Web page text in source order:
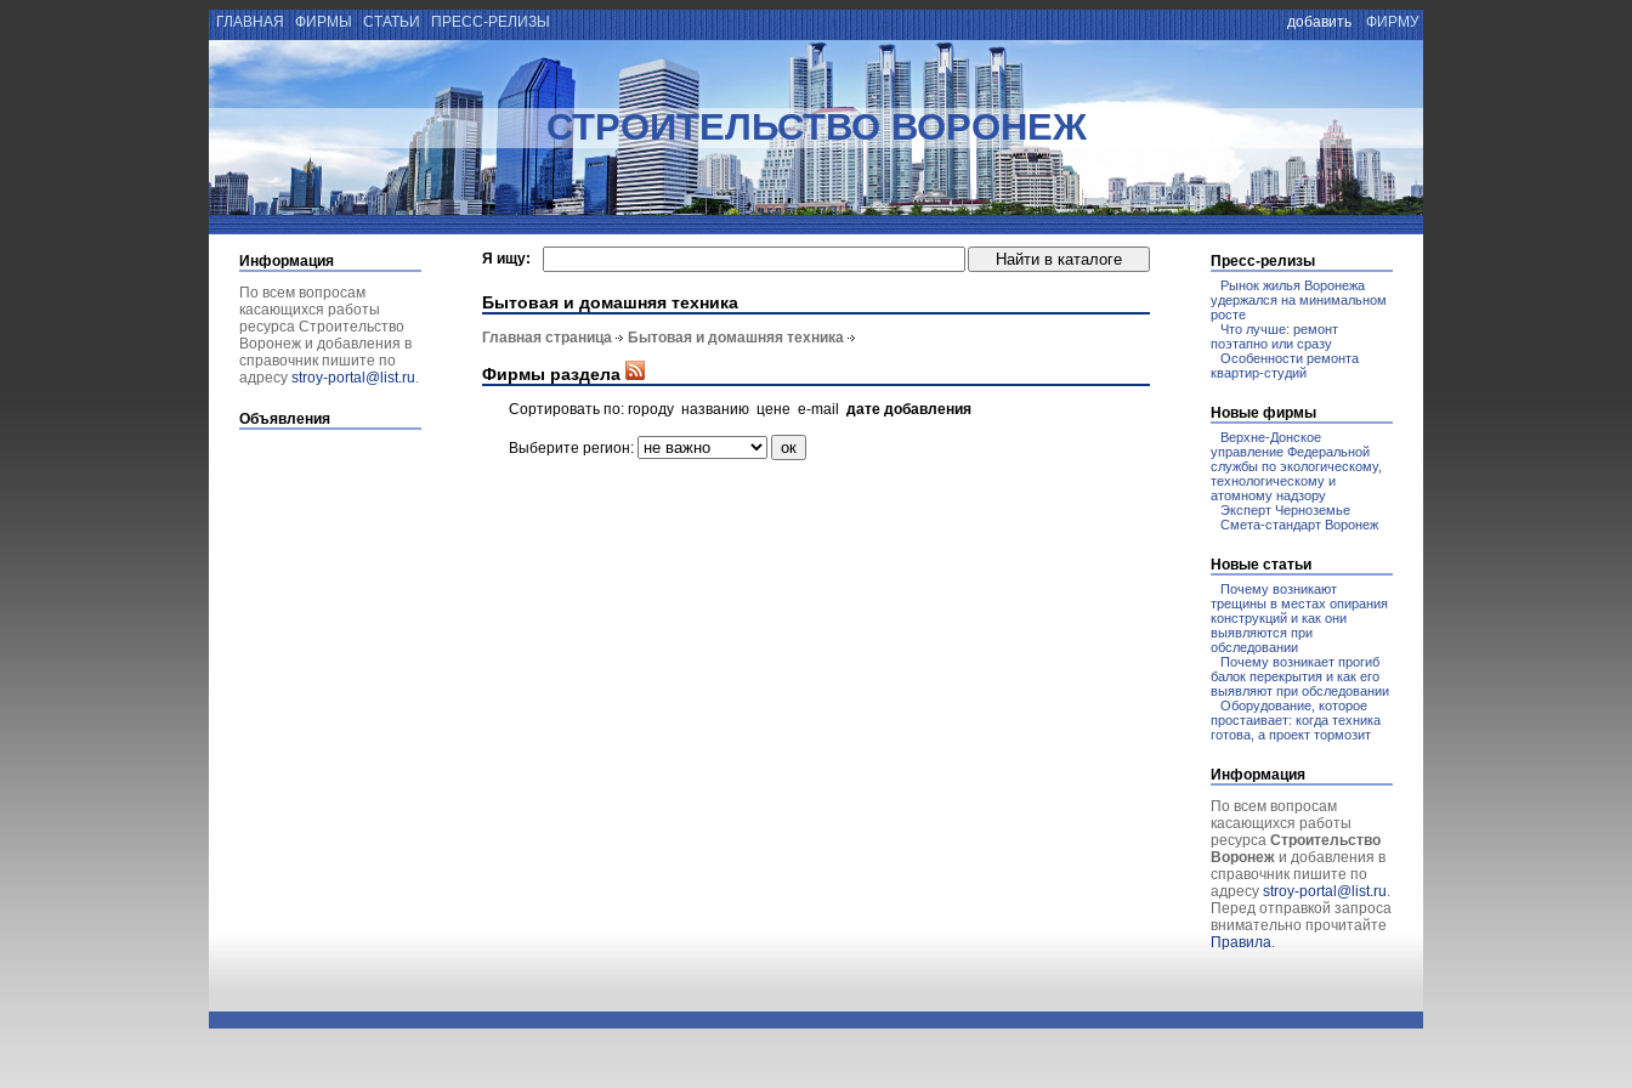
ГЛАВНАЯ ФИРМЫ СТАТЬИ ПРЕСС-РЕЛИЗЫ добавить ФИРМУ
СТРОИТЕЛЬСТВО ВОРОНЕЖ
Информация
По всем вопросам
касающихся работы
ресурса Строительство
Воронеж и добавления в
справочник пишите по
адресу stroy-portal@list.ru.
Объявления
Я ищу:
Бытовая и домашняя техника
Главная страница Бытовая и домашняя техника
Фирмы раздела
Сортировать по: городу названию цене e-mail дате добавления
Выберите регион:
Пресс-релизы
Рынок жилья Воронежа
удержался на минимальном
росте
Что лучше: ремонт
поэтапно или сразу
Особенности ремонта
квартир-студий
Новые фирмы
Верхне-Донское
управление Федеральной
службы по экологическому,
технологическому и
атомному надзору
Эксперт Черноземье
Смета-стандарт Воронеж
Новые статьи
Почему возникают
трещины в местах опирания
конструкций и как они
выявляются при
обследовании
Почему возникает прогиб
балок перекрытия и как его
выявляют при обследовании
Оборудование, которое
простаивает: когда техника
готова, а проект тормозит
Информация
По всем вопросам
касающихся работы
ресурса Строительство
Воронеж и добавления в
справочник пишите по
адресу stroy-portal@list.ru.
Перед отправкой запроса
внимательно прочитайте
Правила.